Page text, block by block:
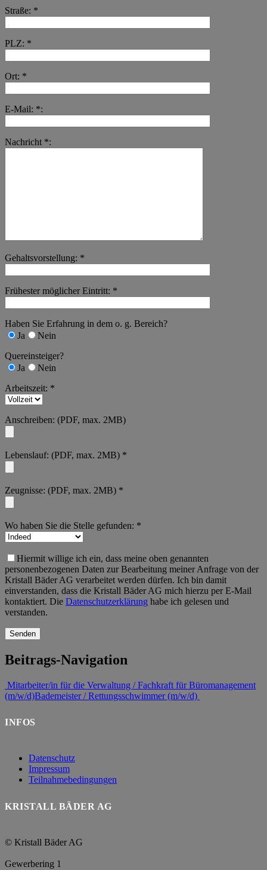
Straße: *
PLZ: *
Ort: *
E-Mail: *:
Nachricht *:
Gehaltsvorstellung: *
Frühester möglicher Eintritt: *
Haben Sie Erfahrung in dem o. g. Bereich?
Ja
Nein
Quereinsteiger?
Ja
Nein
Arbeitszeit: *
Anschreiben: (PDF, max. 2MB)
Lebenslauf: (PDF, max. 2MB) *
Zeugnisse: (PDF, max. 2MB) *
Wo haben Sie die Stelle gefunden: *
Hiermit willige ich ein, dass meine oben genannten
personenbezogenen Daten zur Bearbeitung meiner Anfrage von der
Kristall Bäder AG verarbeitet werden dürfen. Ich bin damit
einverstanden, dass die Kristall Bäder AG mich hierzu per E-Mail
kontaktiert. Die Datenschutzerklärung habe ich gelesen und
verstanden.
Beitrags-Navigation
Mitarbeiter/in für die Verwaltung / Fachkraft für Büromanagement
(m/w/d)Bademeister / Rettungsschwimmer (m/w/d)
INFOS
Datenschutz
Impressum
Teilnahmebedingungen
KRISTALL BÄDER AG
© Kristall Bäder AG
Gewerbering 1